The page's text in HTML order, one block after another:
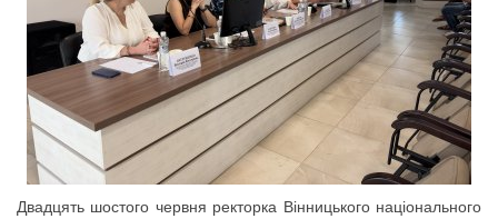
Двадцять шостого червня ректорка Вінницького національного